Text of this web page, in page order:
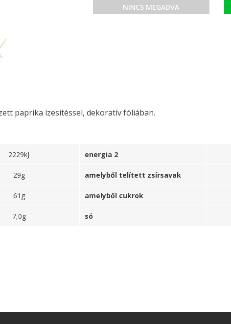
NINCS MEGADVA
paprika ízesítéssel, dekoratív fóliában.
2229kJ energia 2
29g amelyből telített zsírsavak
61g amelyből cukrok
7,0g só